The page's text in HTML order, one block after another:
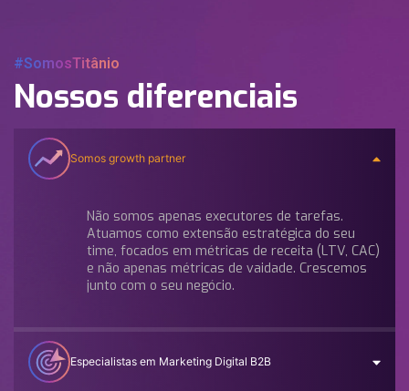
#SomosTitânio
Nossos diferenciais
Somos growth partner
Não somos apenas executores de tarefas.
Atuamos como extensão estratégica do seu
time, focados em métricas de receita (LTV, CAC)
e não apenas métricas de vaidade. Crescemos
junto com o seu negócio.
Especialistas em Marketing Digital B2B